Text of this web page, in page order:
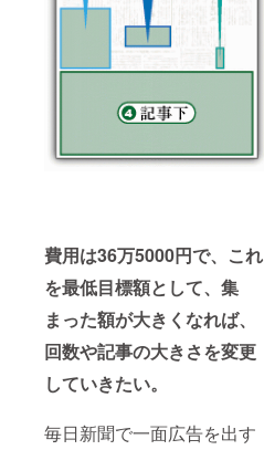
費用は36万5000円で、これ
を最低目標額として、集
まった額が大きくなれば、
回数や記事の大きさを変更
していきたい。
毎日新聞で一面広告を出す